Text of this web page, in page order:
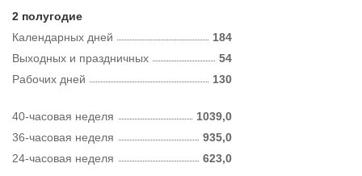
2 полугодие
Календарных дней
184
Рабочих дней 130
Выходных и праздничных 54
40-часовая неделя
1039,0
36-часовая неделя
935,0
24-часовая неделя
623,0